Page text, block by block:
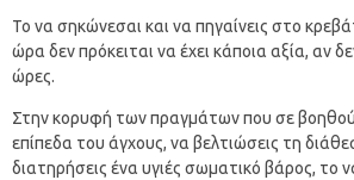
Το να σηκώνεσαι και να πηγαίνεις στο
ώρα δεν πρόκειται να έχει κάποια αξία, αν
ώρες.
Στην κορυφή των πραγμάτων που σε
επίπεδα του άγχους, να βελτιώσεις τη
διατηρήσεις ένα υγιές σωματικό βάρος, το